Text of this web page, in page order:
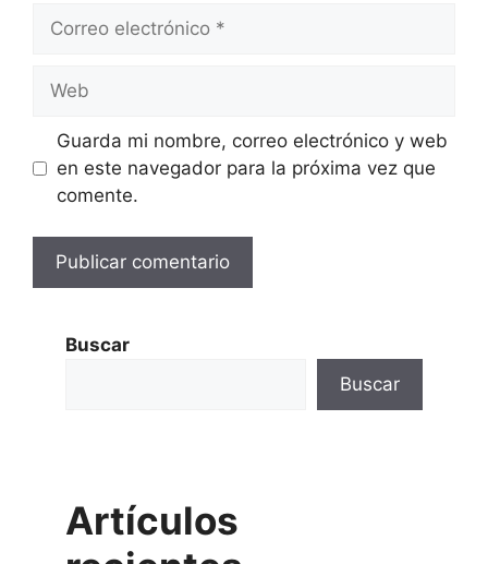
electrónico
Guarda mi nombre, correo electrónico y web
en este navegador para la próxima vez que
comente.
Buscar
Buscar
Artículos